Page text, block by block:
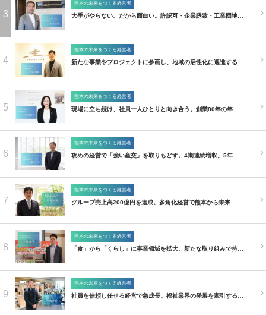
3
熊本の未来をつくる経営者
大手がやらない、だから面白い。許認可・企業誘致・工業団地…
4
熊本の未来をつくる経営者
新たな事業やプロジェクトに参画し、地域の活性化に邁進する…
5
熊本の未来をつくる経営者
現場に立ち続け、社員一人ひとりと向き合う。創業80年の年…
6
熊本の未来をつくる経営者
攻めの経営で「強い産交」を取りもどす。4期連続増収、5年…
7
熊本の未来をつくる経営者
グループ売上高200億円を達成。多角化経営で熊本から未来…
8
熊本の未来をつくる経営者
「食」から「くらし」に事業領域を拡大、新たな取り組みで持…
9
熊本の未来をつくる経営者
社員を信頼し任せる経営で急成長。福祉業界の発展を牽引する…